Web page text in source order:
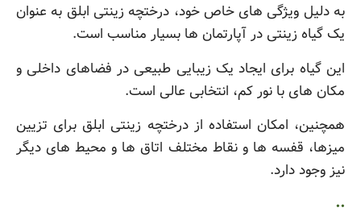
به دلیل ویژگی های خاص خود، درختچه زینتی ابلق به عنوان
یک گیاه زینتی در آپارتمان ها بسیار مناسب است.
این گیاه برای ایجاد یک زیبایی طبیعی در فضاهای داخلی و
مکان های با نور کم، انتخابی عالی است.
همچنین، امکان استفاده از درختچه زینتی ابلق برای تزیین
میزها، قفسه ها و نقاط مختلف اتاق ها و محیط های دیگر
نیز وجود دارد.
..